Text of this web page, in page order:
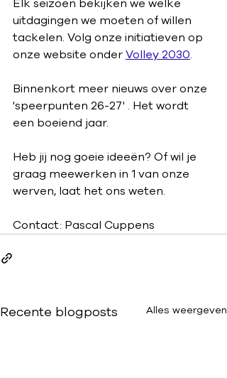
Elk seizoen bekijken we welke
uitdagingen we moeten of willen
tackelen. Volg onze initiatieven op
onze website onder Volley 2030.
Binnenkort meer nieuws over onze
'speerpunten 26-27' . Het wordt
een boeiend jaar.
Heb jij nog goeie ideeën? Of wil je
graag meewerken in 1 van onze
werven, laat het ons weten.
Contact: Pascal Cuppens
Recente blogposts Alles weergeven